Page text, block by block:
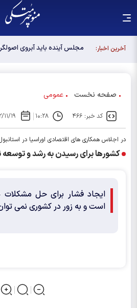
آخرین اخبار:
مجلس آینده باید آبروی
صفحه نخست عمومی
کد خبر: ۴۶۶ ۱۰:۲۸ ۱۳۹۲/
در اجلاس همکاری های اقتصادی اوراسیا در
کشورها برای رسیدن به رشد و توسعه
ایجاد فشار برای حل مشکلات
است و به زور در کشوری نمی